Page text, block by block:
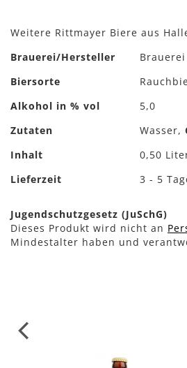
Weitere Rittmayer Biere aus
Mehr
Brauerei/Hersteller
Biersorte
Alkohol in % vol
5,0
Zutaten
Wasser,
Inhalt
0,50
Lieferzeit
3 - 5
Jugendschutzgesetz (JuSchG)
Dieses Produkt wird nicht an
Mindestalter haben und